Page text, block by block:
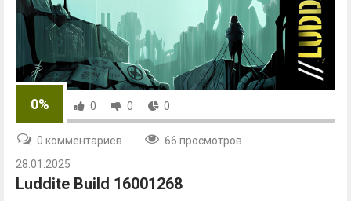
0% 0 0 0
0 комментариев
66 просмотров
28.01.2025
Luddite Build 16001268